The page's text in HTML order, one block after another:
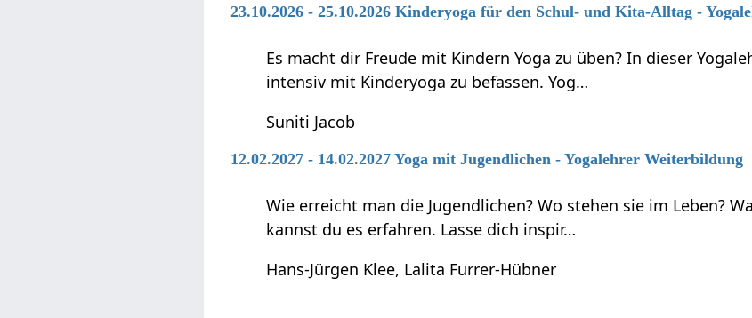
23.10.2026 - 25.10.2026 Kinderyoga für den Schul- und Kita-Alltag -
Es macht dir Freude mit Kindern Yoga zu üben? In dieser
intensiv mit Kinderyoga zu befassen. Yog…
Suniti Jacob
12.02.2027 - 14.02.2027 Yoga mit Jugendlichen - Yogalehrer Weiterbildung
Wie erreicht man die Jugendlichen? Wo stehen sie im Leben?
kannst du es erfahren. Lasse dich inspir…
Hans-Jürgen Klee, Lalita Furrer-Hübner